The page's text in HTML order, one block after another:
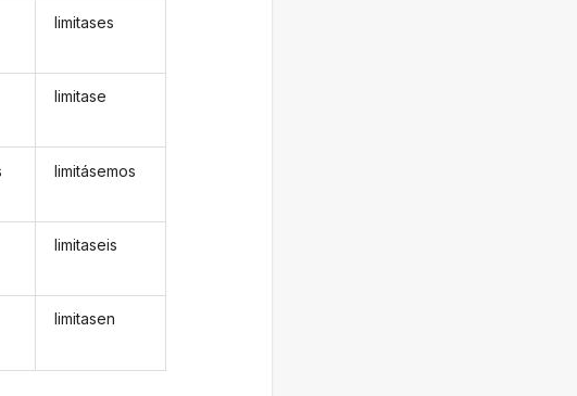
limitases
limitase
limitásemos
limitaseis
limitasen